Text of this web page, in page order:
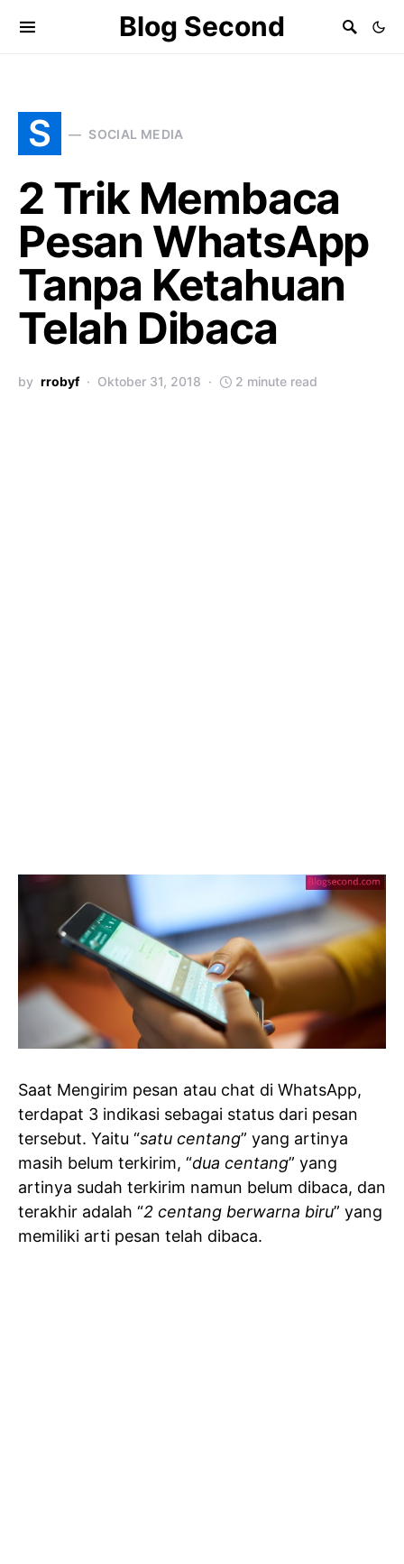
Blog Second
S SOCIAL MEDIA
2 Trik Membaca
Pesan WhatsApp
Tanpa Ketahuan
Telah Dibaca
by rrobyf Oktober 31, 2018 2 minute read
Saat Mengirim pesan atau chat di WhatsApp,
terdapat 3 indikasi sebagai status dari pesan
tersebut. Yaitu “satu centang” yang artinya
masih belum terkirim, “dua centang” yang
artinya sudah terkirim namun belum dibaca, dan
terakhir adalah “2 centang berwarna biru” yang
memiliki arti pesan telah dibaca.